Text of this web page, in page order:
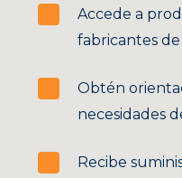
Accede a
fabricantes
Obtén
necesidades
Recibe